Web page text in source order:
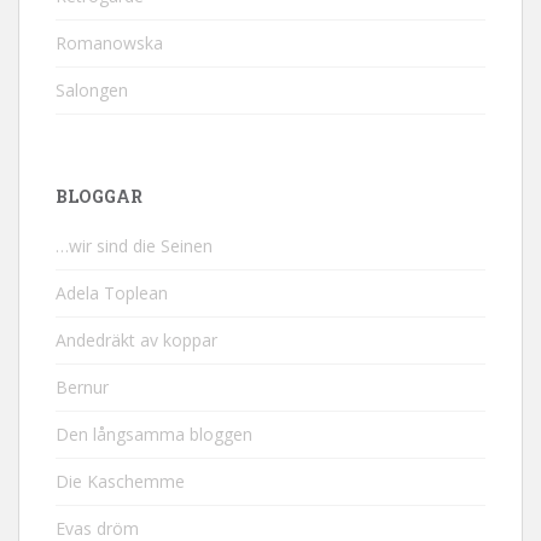
Romanowska
Salongen
BLOGGAR
…wir sind die Seinen
Adela Toplean
Andedräkt av koppar
Bernur
Den långsamma bloggen
Die Kaschemme
Evas dröm